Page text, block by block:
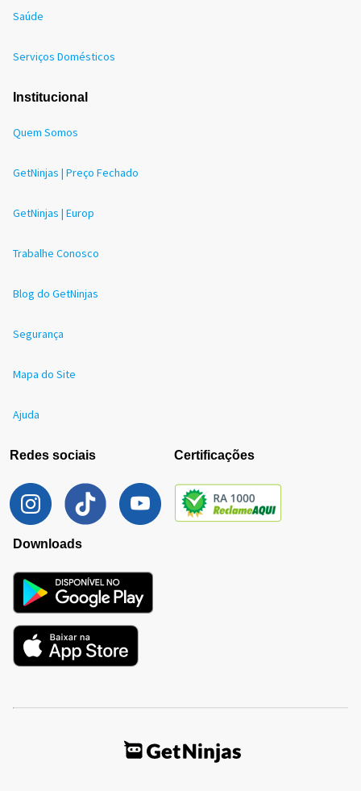
Saúde
Serviços Domésticos
Institucional
Quem Somos
GetNinjas | Preço Fechado
GetNinjas | Europ
Trabalhe Conosco
Blog do GetNinjas
Segurança
Mapa do Site
Ajuda
Redes sociais Certificações
Downloads